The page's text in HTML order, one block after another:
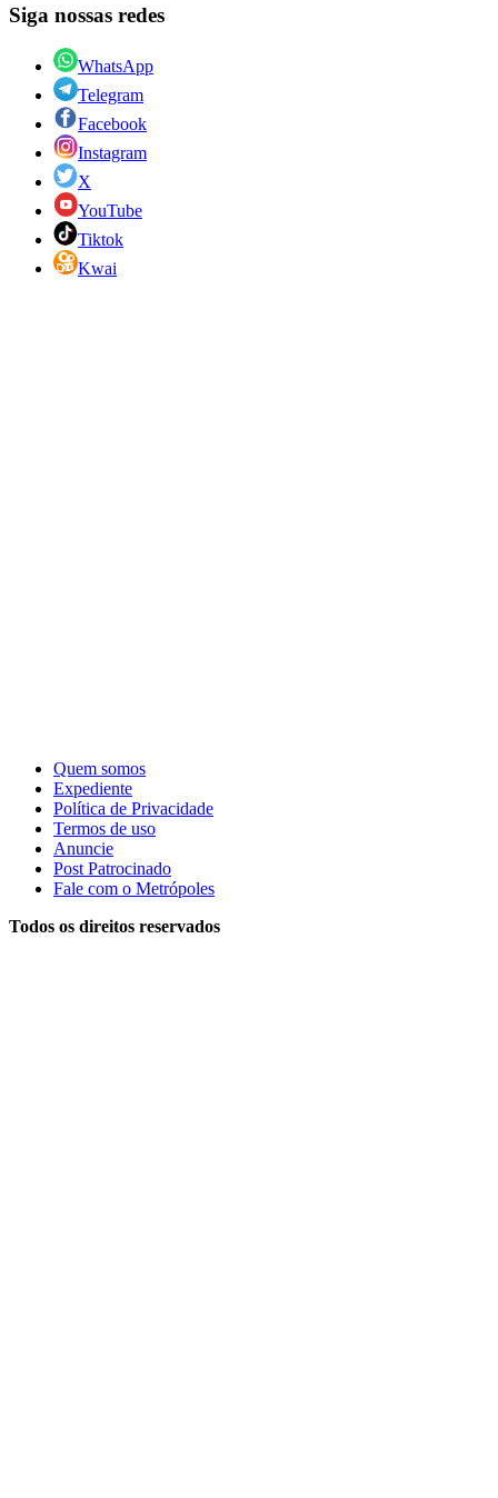
Siga nossas redes
WhatsApp
Telegram
Facebook
Instagram
X
YouTube
Tiktok
Kwai
Quem somos
Expediente
Política de Privacidade
Termos de uso
Anuncie
Post Patrocinado
Fale com o Metrópoles
Todos os direitos reservados